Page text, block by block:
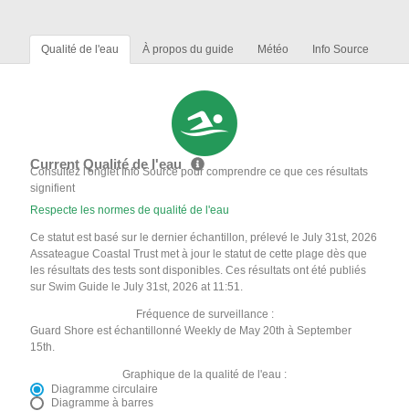
Qualité de l'eau À propos du guide Météo Info Source
Current Qualité de l'eau
Consultez l'onglet Info Source pour comprendre ce que ces résultats
signifient
Respecte les normes de qualité de l'eau
Ce statut est basé sur le dernier échantillon, prélevé le July 31st, 2026
Assateague Coastal Trust met à jour le statut de cette plage dès que
les résultats des tests sont disponibles. Ces résultats ont été publiés
sur Swim Guide le July 31st, 2026 at 11:51.
Fréquence de surveillance :
Guard Shore est échantillonné Weekly de May 20th à September
15th.
Graphique de la qualité de l'eau :
Diagramme circulaire
Diagramme à barres